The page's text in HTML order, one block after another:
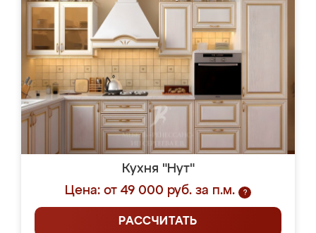
Кухня "Нут"
Цена: от 49 000 руб. за п.м.
?
РАССЧИТАТЬ